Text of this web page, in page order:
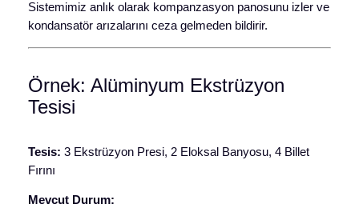
Sistemimiz anlık olarak kompanzasyon panosunu izler ve
kondansatör arızalarını ceza gelmeden bildirir.
Örnek: Alüminyum Ekstrüzyon
Tesisi
Tesis: 3 Ekstrüzyon Presi, 2 Eloksal Banyosu, 4 Billet
Fırını
Mevcut Durum: